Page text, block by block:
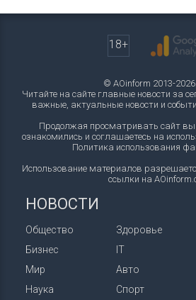
18+
© AOinform 2013-
Читайте на сайте главные новости за
важные, актуальные новости и
Продолжая просматривать сайт вы
ознакомились и соглашаетесь на
Политика использования
Использование материалов
ссылки на
НОВОСТИ
Общество
Бизнес
Мир
Наука
Здоровье
IT
Авто
Спорт